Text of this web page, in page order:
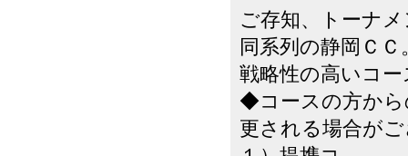
ご存知、トーナ
同系列の静岡Ｃ
戦略性の高いコ
◆コースの方から
更される場合が